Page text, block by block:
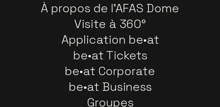
À propos de l'AFAS Dome
Visite à 360°
Application be•at
be•at Tickets
be•at Corporate
be•at Business
Groupes